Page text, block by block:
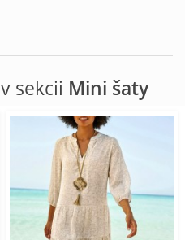
sekcii Mini šaty